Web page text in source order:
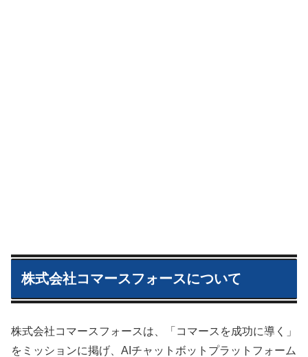
株式会社コマースフォースについて
株式会社コマースフォースは、「コマースを成功に導く」
をミッションに掲げ、AIチャットボットプラットフォーム